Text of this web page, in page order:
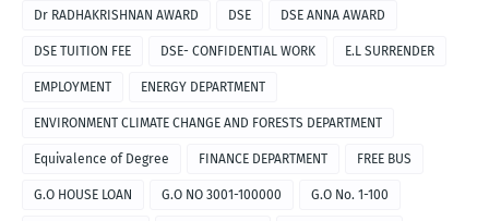
Dr RADHAKRISHNAN AWARD DSE DSE ANNA AWARD
DSE TUITION FEE DSE- CONFIDENTIAL WORK E.L SURRENDER
EMPLOYMENT ENERGY DEPARTMENT
ENVIRONMENT CLIMATE CHANGE AND FORESTS DEPARTMENT
Equivalence of Degree FINANCE DEPARTMENT FREE BUS
G.O HOUSE LOAN G.O NO 3001-100000 G.O No. 1-100